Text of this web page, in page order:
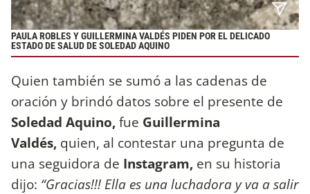
PAULA ROBLES Y GUILLERMINA VALDÉS PIDEN POR EL DELICADO
ESTADO DE SALUD DE SOLEDAD AQUINO
Quien también se sumó a las cadenas de
oración y brindó datos sobre el presente de
Soledad Aquino,fue Guillermina
Valdés, quien, al contestar una pregunta de
una seguidora de Instagram, en su historia
dijo: “Gracias!!! Ella es una luchadora y va a salir